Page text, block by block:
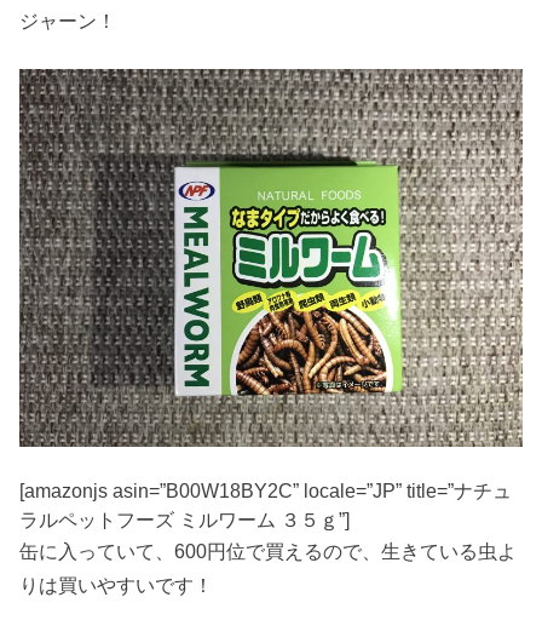
ジャーン！
[amazonjs asin=”B00W18BY2C” locale=”JP” title=”ナチュ
ラルペットフーズ ミルワーム ３５ｇ”]
缶に入っていて、600円位で買えるので、生きている虫よ
りは買いやすいです！